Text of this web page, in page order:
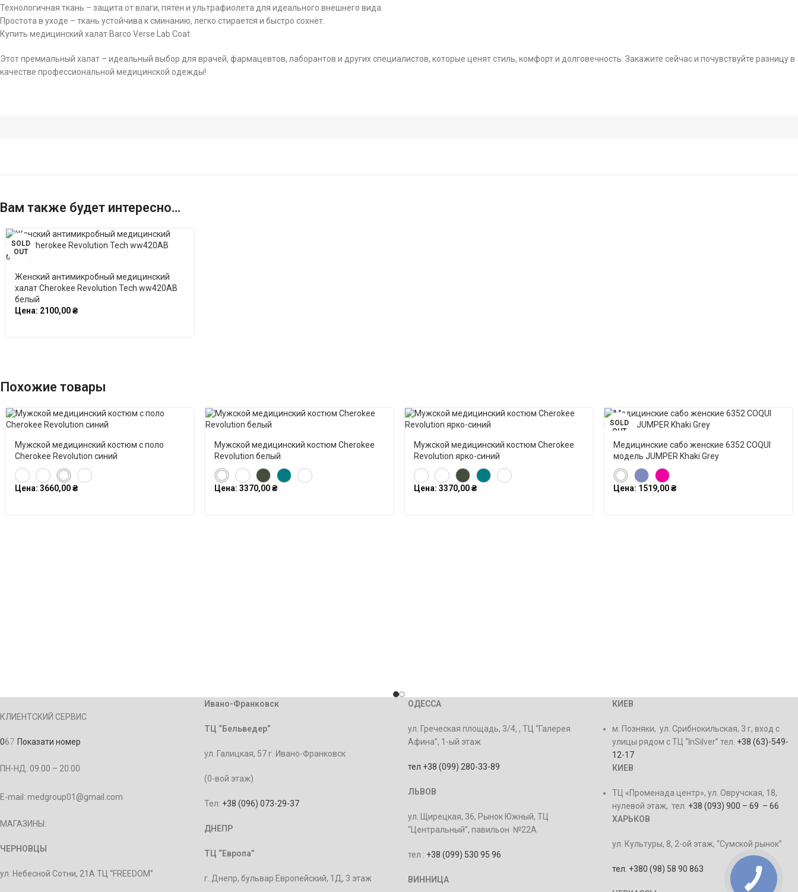
Технологичная ткань – защита от влаги, пятен и ультрафиолета для идеального внешнего вида.
Простота в уходе – ткань устойчива к сминанию, легко стирается и быстро сохнет.
Купить медицинский халат Barco Verse Lab Coat
Этот премиальный халат – идеальный выбор для врачей, фармацевтов, лаборантов и других специалистов, которые ценят стиль, комфорт и долговечность. Закажите сейчас и почувствуйте разницу в
качестве профессиональной медицинской одежды!
Вам также будет интересно…
SOLD
OUT
Женский антимикробный медицинский
халат Cherokee Revolution Tech ww420AB
белый
Цена: 2100,00₴
Похожие товары
Мужской медицинский костюм с поло
Cherokee Revolution синий
Цена: 3660,00₴
Мужской медицинский костюм Cherokee
Revolution белый
Цена: 3370,00₴
Мужской медицинский костюм Cherokee
Revolution ярко-синий
Цена: 3370,00₴
SOLD
OUT
Медицинские сабо женские 6352 COQUI
модель JUMPER Khaki Grey
Цена: 1519,00₴
КЛИЕНТСКИЙ СЕРВИС
067 Показати номер
ПН-НД: 09.00 – 20.00
E-mail: medgroup01@gmail.com
МАГАЗИНЫ:
ЧЕРНОВЦЫ
ул. Небесной Сотни, 21А ТЦ “FREEDOM”
Ивано-Франковск
ТЦ “Бельведер”
ул. Галицкая, 57 г. Ивано-Франковск
(0-вой этаж)
Тел: +38 (096) 073-29-37
ДНЕПР
ТЦ “Европа”
г. Днепр, бульвар Европейский, 1Д, 3 этаж
ОДЕССА
ул. Греческая площадь, 3/4, , ТЦ “Галерея
Афина”, 1-ый этаж
тел +38 (099) 280-33-89
ЛЬВОВ
ул. Щирецкая, 36, Рынок Южный, ТЦ
“Центральный”, павильон №22А
тел : +38 (099) 530 95 96
ВИННИЦА
КИЕВ
м. Позняки, ул. Срибнокильская, 3 г, вход с
улицы рядом с ТЦ “InSilver” тел. +38 (63)-549-
12-17
КИЕВ
ТЦ «Променада центр», ул. Овручская, 18,
нулевой этаж, тел. +38 (093) 900 – 69 – 66
ХАРЬКОВ
ул. Культуры, 8, 2-ой этаж, “Сумской рынок”
тел. +380 (98) 58 90 863